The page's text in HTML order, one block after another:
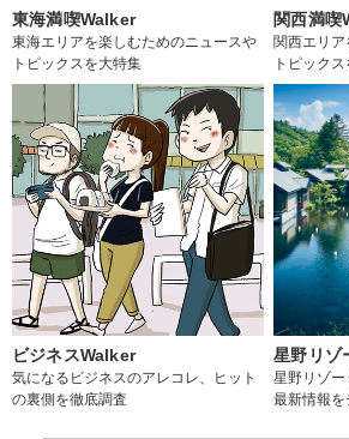
東海満喫Walker
東海エリアを楽しむためのニュースや
トピックスを大特集
関西満喫
関西エリ
トピック
ビジネスWalker
気になるビジネスのアレコレ、ヒット
の裏側を徹底調査
星野リゾ
星野リゾ
最新情報を